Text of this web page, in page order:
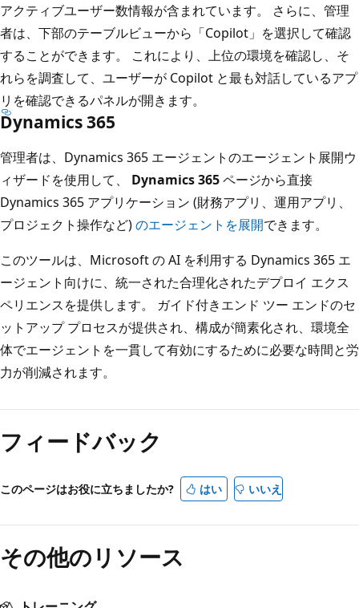
アクティブユーザー数情報が含まれています。 さらに、管理
者は、下部のテーブルビューから「Copilot」を選択して確認
することができます。 これにより、上位の環境を確認し、そ
れらを調査して、ユーザーが Copilot と最も対話しているアプ
リを確認できるパネルが開きます。
Dynamics 365
管理者は、Dynamics 365 エージェントのエージェント展開ウ
ィザードを使用して、 Dynamics 365ページから直接
Dynamics 365 アプリケーション (財務アプリ、運用アプリ、
プロジェクト操作など)のエージェントを展開できます。
このツールは、Microsoft の AI を利用する Dynamics 365 エ
ージェント向けに、統一された合理化されたデプロイ エクス
ペリエンスを提供します。 ガイド付きエンド ツー エンドのセ
ットアップ プロセスが提供され、構成が簡素化され、環境全
体でエージェントを一貫して有効にするために必要な時間と労
力が削減されます。
み
取
モ
ド
が
無
フィードバック
このページはお役に立ちましたか? はい いいえ
その他のリソース